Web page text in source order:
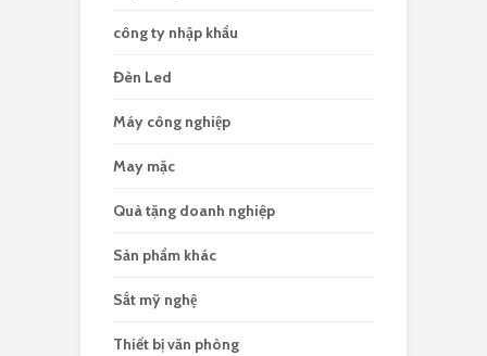
công ty nhập khẩu
Đèn Led
Máy công nghiệp
May mặc
Quà tặng doanh nghiệp
Sản phẩm khác
Sắt mỹ nghệ
Thiết bị văn phòng